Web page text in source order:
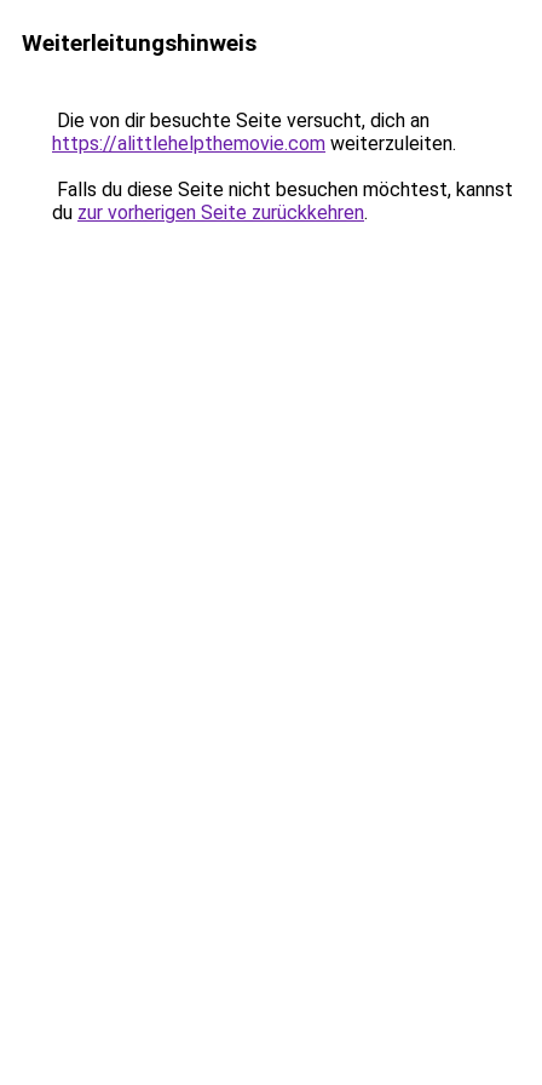
Weiterleitungshinweis
Die von dir besuchte Seite versucht, dich an
https://alittlehelpthemovie.com weiterzuleiten.
Falls du diese Seite nicht besuchen möchtest, kannst
du zur vorherigen Seite zurückkehren.